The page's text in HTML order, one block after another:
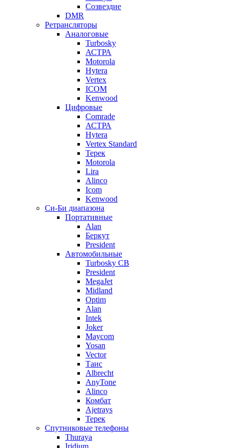
Созвездие
DMR
Ретрансляторы
Аналоговые
Turbosky
АСТРА
Motorola
Hytera
Vertex
ICOM
Kenwood
Цифровые
Comrade
АСТРА
Hytera
Vertex Standard
Терек
Motorola
Lira
Alinco
Icom
Kenwood
Си-Би диапазона
Портативные
Alan
Беркут
President
Автомобильные
Turbosky CB
President
MegaJet
Midland
Optim
Alan
Intek
Joker
Maycom
Yosan
Vector
Таис
Albrecht
AnyTone
Alinco
Комбат
Ajetrays
Терек
Спутниковые телефоны
Thuraya
Iridium